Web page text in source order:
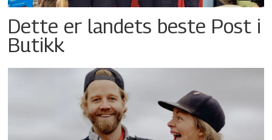
Dette er landets beste Post i
Butikk